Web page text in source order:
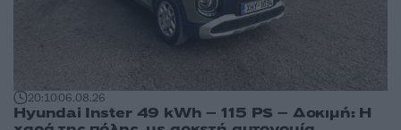
20:1006.08.26
Hyundai Inster 49 kWh – 115 PS – Δοκιμή: Η